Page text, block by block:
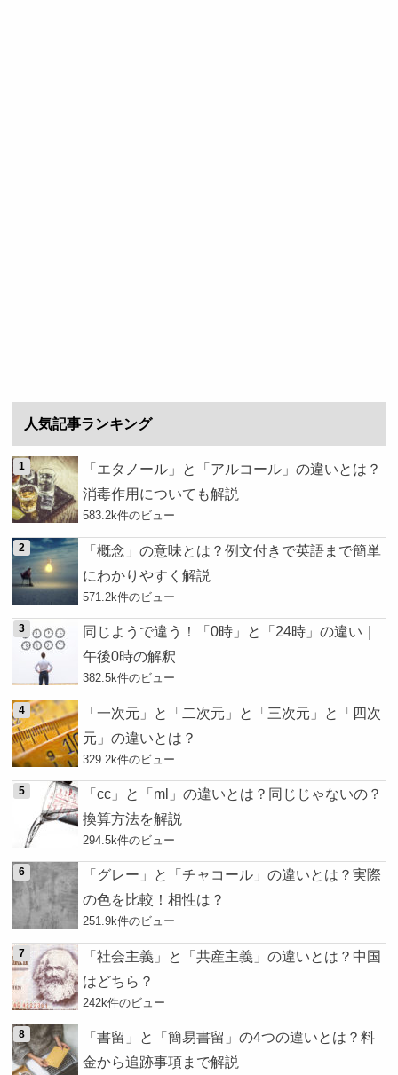
人気記事ランキング
「エタノール」と「アルコール」の違いとは？
消毒作用についても解説
583.2k件のビュー
「概念」の意味とは？例文付きで英語まで簡単
にわかりやすく解説
571.2k件のビュー
同じようで違う！「0時」と「24時」の違い｜
午後0時の解釈
382.5k件のビュー
「一次元」と「二次元」と「三次元」と「四次
元」の違いとは？
329.2k件のビュー
「cc」と「ml」の違いとは？同じじゃないの？
換算方法を解説
294.5k件のビュー
「グレー」と「チャコール」の違いとは？実際
の色を比較！相性は？
251.9k件のビュー
「社会主義」と「共産主義」の違いとは？中国
はどちら？
242k件のビュー
「書留」と「簡易書留」の4つの違いとは？料
金から追跡事項まで解説